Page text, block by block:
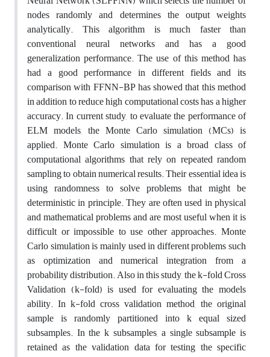
nodes randomly and determines the output weights
analytically. This algorithm is much faster than
conventional neural networks and has a good
generalization performance. The use of this method has
had a good performance in different fields and its
comparison with FFNN-BP has showed that this method
in addition to reduce high computational costs has a higher
accuracy. In current study, to evaluate the performance of
ELM models, the Monte Carlo simulation (MCs) is
applied. Monte Carlo simulation is a broad class of
computational algorithms that rely on repeated random
sampling to obtain numerical results. Their essential idea is
using randomness to solve problems that might be
deterministic in principle. They are often used in physical
and mathematical problems and are most useful when it is
difficult or impossible to use other approaches. Monte
Carlo simulation is mainly used in different problems such
as optimization and numerical integration from a
probability distribution. Also in this study, the k-fold Cross
Validation (k-fold) is used for evaluating the models
ability. In k-fold cross validation method, the original
sample is randomly partitioned into k equal sized
subsamples. In the k subsamples, a single subsample is
retained as the validation data for testing the specific